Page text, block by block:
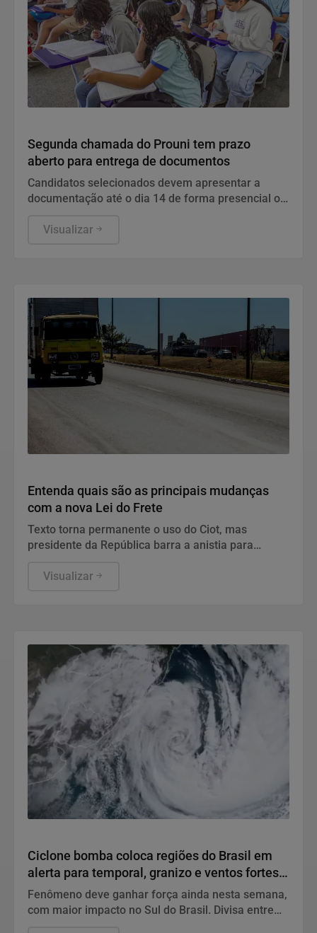
Segunda chamada do Prouni tem prazo
aberto para entrega de documentos
Candidatos selecionados devem apresentar a
documentação até o dia 14 de forma presencial ou
Visualizar
Entenda quais são as principais mudanças
com a nova Lei do Frete
Texto torna permanente o uso do Ciot, mas
presidente da República barra a anistia para
2022.
Visualizar
Ciclone bomba coloca regiões do Brasil em
alerta para temporal, granizo e ventos fortes;
veja quando
Fenômeno deve ganhar força ainda nesta semana,
com maior impacto no Sul do Brasil. Divisa entre